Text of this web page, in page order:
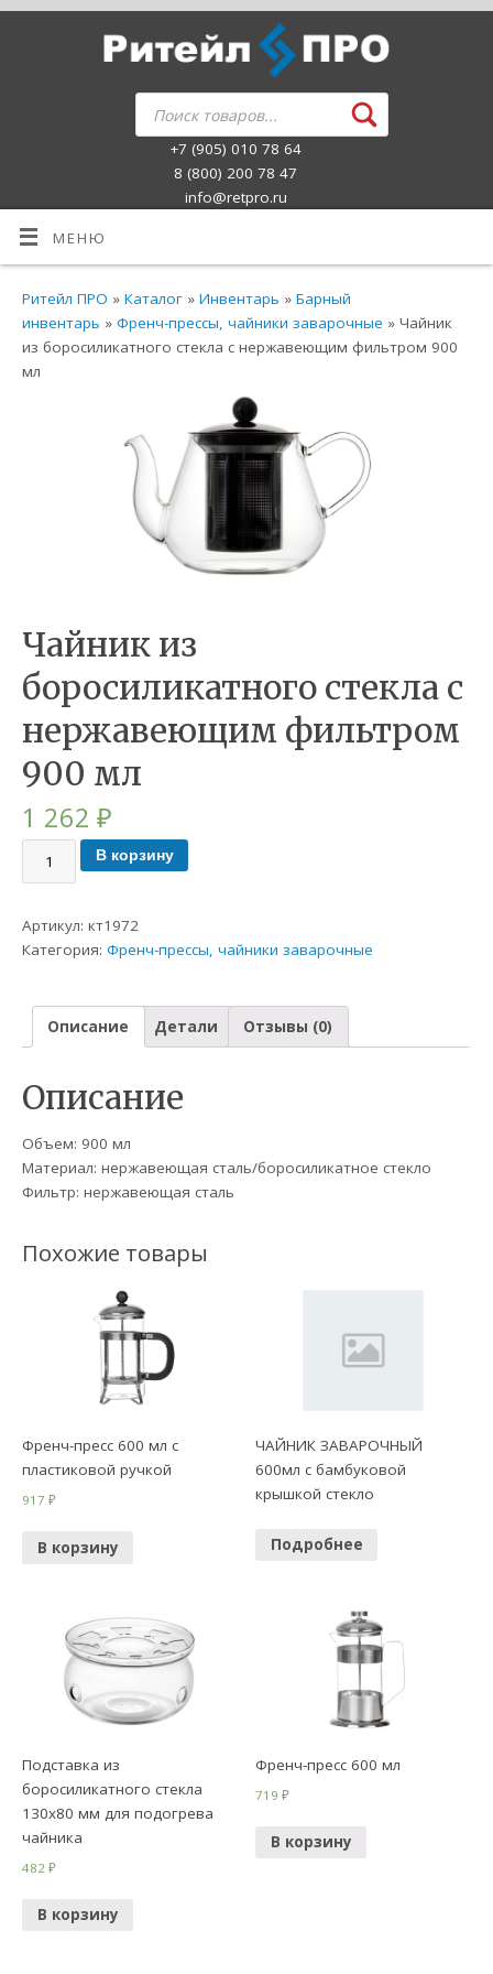
+7 (905) 010 78 64
8 (800) 200 78 47
info@retpro.ru
МЕНЮ
Ритейл ПРО »Каталог »Инвентарь »Барный
инвентарь »Френч-прессы, чайники заварочные » Чайник
из боросиликатного стекла с нержавеющим фильтром 900
мл
Чайник из
боросиликатного стекла с
нержавеющим фильтром
900 мл
1 262₽
В корзину
Артикул:кт1972
Категория:Френч-прессы, чайники заварочные
Описание Детали Отзывы (0)
Описание
Объем: 900 мл
Материал: нержавеющая сталь/боросиликатное стекло
Фильтр: нержавеющая сталь
Похожие товары
Френч-пресс 600 мл с
пластиковой ручкой
917₽
В корзину
ЧАЙНИК ЗАВАРОЧНЫЙ
600мл с бамбуковой
крышкой стекло
Подробнее
Подставка из
боросиликатного стекла
130х80 мм для подогрева
чайника
482₽
В корзину
Френч-пресс 600 мл
719₽
В корзину